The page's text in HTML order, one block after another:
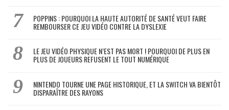
POPPINS : POURQUOI LA HAUTE AUTORITÉ DE SANTÉ VEUT FAIRE
REMBOURSER CE JEU VIDÉO CONTRE LA DYSLEXIE
LE JEU VIDÉO PHYSIQUE N’EST PAS MORT ! POURQUOI DE PLUS EN
PLUS DE JOUEURS REFUSENT LE TOUT NUMÉRIQUE
NINTENDO TOURNE UNE PAGE HISTORIQUE, ET LA SWITCH VA BIENTÔT
DISPARAÎTRE DES RAYONS